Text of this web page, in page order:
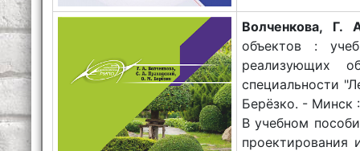
Волченкова, Г.
объектов :
реализующих
специальности
Берёзко. - Минск
В учебном
проектирования